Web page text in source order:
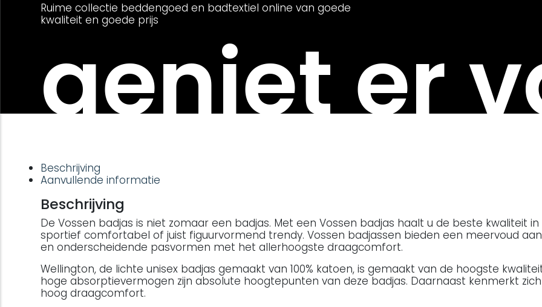
Ruime collectie beddengoed en badtextiel online van goede
kwaliteit en goede prijs
geniet er
Beschrijving
Aanvullende informatie
Beschrijving
De Vossen badjas is niet zomaar een badjas. Met een Vossen badjas haalt u de beste kwaliteit in
sportief comfortabel of juist figuurvormend trendy. Vossen badjassen bieden een meervoud
en onderscheidende pasvormen met het allerhoogste draagcomfort.
Wellington, de lichte unisex badjas gemaakt van 100% katoen, is gemaakt van de hoogste
hoge absorptievermogen zijn absolute hoogtepunten van deze badjas. Daarnaast kenmerkt
hoog draagcomfort.